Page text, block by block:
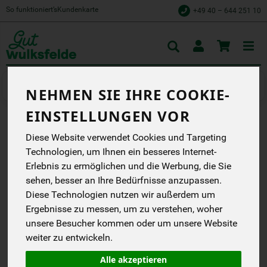
NEHMEN SIE IHRE COOKIE-
EINSTELLUNGEN VOR
Diese Website verwendet Cookies und Targeting
Technologien, um Ihnen ein besseres Internet-
Erlebnis zu ermöglichen und die Werbung, die Sie
sehen, besser an Ihre Bedürfnisse anzupassen.
Diese Technologien nutzen wir außerdem um
Ergebnisse zu messen, um zu verstehen, woher
unsere Besucher kommen oder um unsere Website
weiter zu entwickeln.
Alle akzeptieren
So funktioniert’s Kundenkarte +49 40 – 644 251 10
FRIESENBROT,
GESCHNITTEN
Das beliebte
WulksfelderFriesenbrot
jetzt auch als Schnittbrot.
Gut Wulksfelde
DB
3,49 € *
Toggle
cart